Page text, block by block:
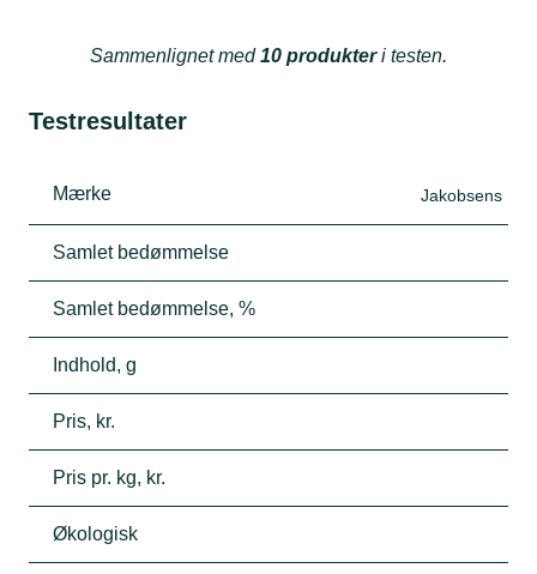
Sammenlignet med10 produkteri testen.
Testresultater
Mærke Jakobsens
Samlet bedømmelse
Samlet bedømmelse, %
Indhold, g
Pris, kr.
Pris pr. kg, kr.
Økologisk